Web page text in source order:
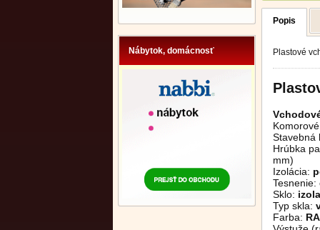
Nábytok, domácnosť
Popis
Plastové
Stavebná
Hrúbka
mm)
Izolácia:
Tesnenie:
Sklo:
Typ skla:
Farba: